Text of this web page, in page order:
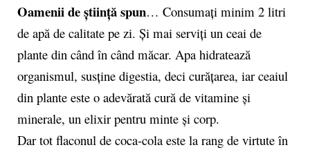
Oamenii de știință spun… Consumați minim 2 litri
de apă de calitate pe zi. Și mai serviți un ceai de
plante din când în când măcar. Apa hidratează
organismul, susține digestia, deci curățarea, iar ceaiul
din plante este o adevărată cură de vitamine și
minerale, un elixir pentru minte și corp.
Dar tot flaconul de coca-cola este la rang de virtute în